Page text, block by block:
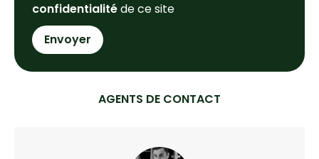
confidentialitéde ce site
Envoyer
AGENTS DE CONTACT